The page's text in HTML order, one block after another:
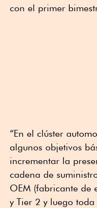
con el primer
“En el clúster
algunos objetivos
incrementar la
cadena de
OEM (fabricante de
y Tier 2 y luego